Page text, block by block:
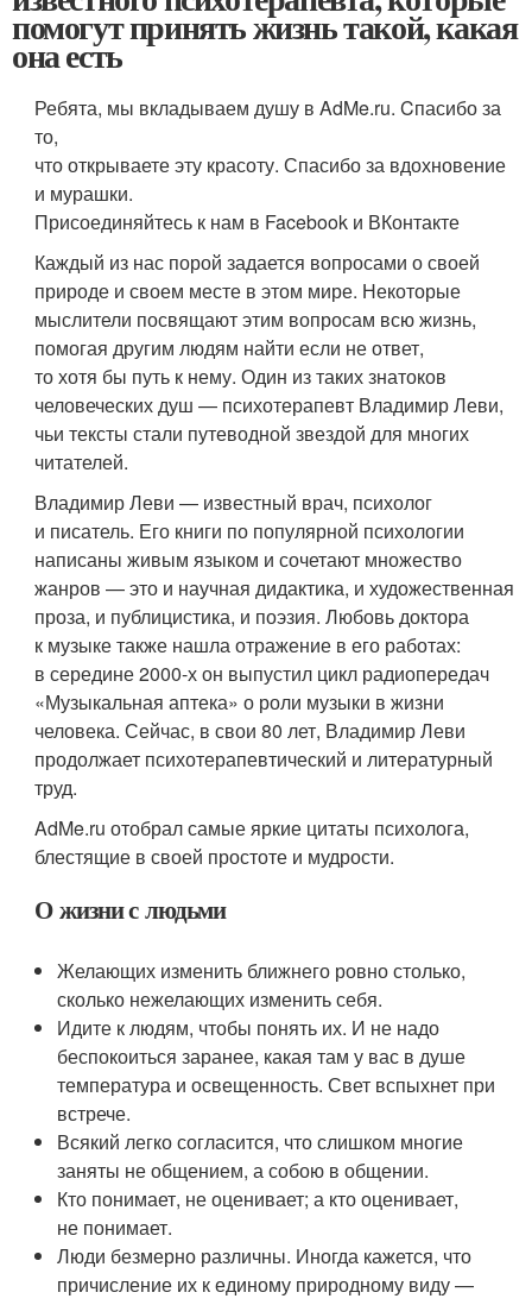
помогут принять жизнь такой, какая
она есть
Ребята, мы вкладываем душу в AdMe.ru. Cпасибо за
то,
что открываете эту красоту. Спасибо за вдохновение
и мурашки.
Присоединяйтесь к нам в Facebook и ВКонтакте
Каждый из нас порой задается вопросами о своей
природе и своем месте в этом мире. Некоторые
мыслители посвящают этим вопросам всю жизнь,
помогая другим людям найти если не ответ,
то хотя бы путь к нему. Один из таких знатоков
человеческих душ — психотерапевт Владимир Леви,
чьи тексты стали путеводной звездой для многих
читателей.
Владимир Леви — известный врач, психолог
и писатель. Его книги по популярной психологии
написаны живым языком и сочетают множество
жанров — это и научная дидактика, и художественная
проза, и публицистика, и поэзия. Любовь доктора
к музыке также нашла отражение в его работах:
в середине 2000-х он выпустил цикл радиопередач
«Музыкальная аптека» о роли музыки в жизни
человека. Сейчас, в свои 80 лет, Владимир Леви
продолжает психотерапевтический и литературный
труд.
AdMe.ru отобрал самые яркие цитаты психолога,
блестящие в своей простоте и мудрости.
О жизни с людьми
Желающих изменить ближнего ровно столько,
сколько нежелающих изменить себя.
Идите к людям, чтобы понять их. И не надо
беспокоиться заранее, какая там у вас в душе
температура и освещенность. Свет вспыхнет при
встрече.
Всякий легко согласится, что слишком многие
заняты не общением, а собою в общении.
Кто понимает, не оценивает; а кто оценивает,
не понимает.
Люди безмерно различны. Иногда кажется, что
причисление их к единому природному виду —